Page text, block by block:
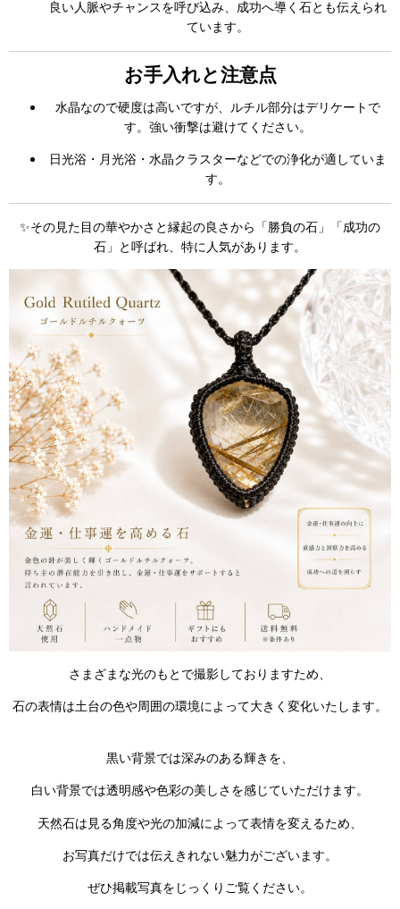
良い人脈やチャンスを呼び込み、成功へ導く石とも伝えられ
ています。
お手入れと注意点
水晶なので硬度は高いですが、ルチル部分はデリケートで
す。強い衝撃は避けてください。
日光浴・月光浴・水晶クラスターなどでの浄化が適していま
す。
✨その見た目の華やかさと縁起の良さから「勝負の石」「成功の
石」と呼ばれ、特に人気があります。
さまざまな光のもとで撮影しておりますため、
石の表情は土台の色や周囲の環境によって大きく変化いたします。
黒い背景では深みのある輝きを、
白い背景では透明感や色彩の美しさを感じていただけます。
天然石は見る角度や光の加減によって表情を変えるため、
お写真だけでは伝えきれない魅力がございます。
ぜひ掲載写真をじっくりご覧ください。